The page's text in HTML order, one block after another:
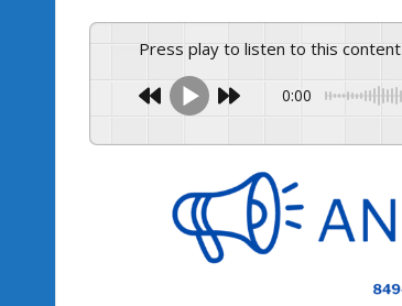
Press play to listen to this content
0:00